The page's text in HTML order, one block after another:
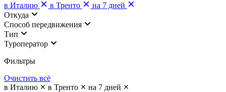
в Италию
в Тренто
на 7 дней
Откуда
Cпособ передвижения
Тип
Туроператор
Фильтры
Очистить всё
в Италию
в Тренто
на 7 дней